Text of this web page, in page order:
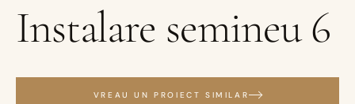
Instalare semineu 6
VREAU UN PROIECT SIMILAR